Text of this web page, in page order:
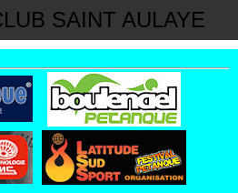
SAINT AULAYE